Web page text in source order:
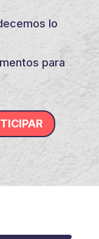
lo
para